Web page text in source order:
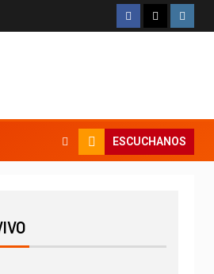
ESCUCHANOS